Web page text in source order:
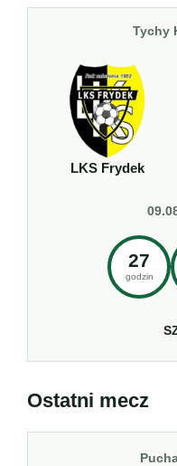
Tychy
LKS Frydek
27
godzin
Ostatni mecz